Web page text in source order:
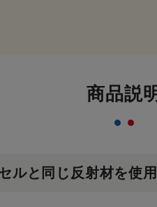
商品説
ルと同じ反射材を使用